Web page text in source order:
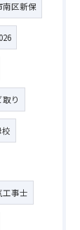
南区新保
取り
校
工事士